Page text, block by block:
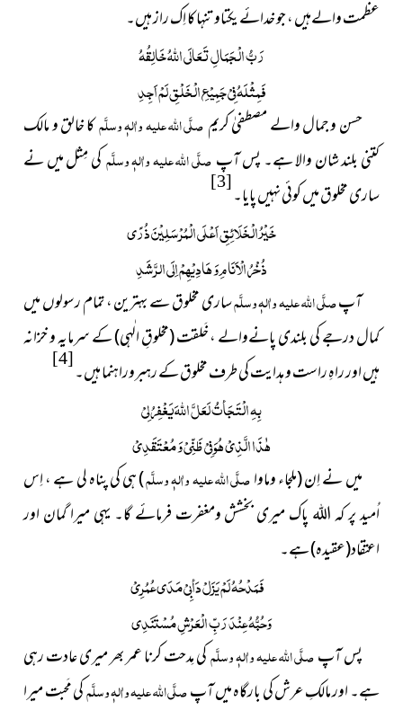
عظمت والےہیں ، جو خدائے یکتاو تنہا کا اِک راز ہیں۔
رَبُّ الْجَمَالِ تَعَالَی اللّٰہُ خَالِقُہُ
فَمِثْلَہُ فِیْ جَمِیْعِ الْخَلْقِ لَمْ اَجِدِ
حسن و جمال والے مصطفیٰ کریمصلَّی اللہ علیہ واٰلہٖ وسلَّمکا خالق و مالک
کتنی بلند شان والا ہے۔ پس آپصلَّی اللہ علیہ واٰلہٖ وسلَّمکی مِثل میں نے
ساری مخلوق میں کوئی نہیں پایا۔[3]
خَیْرُ الْخَلَائِقِ اَعْلَی الْمُرْسَلِیْنَ ذُرًی
ذُخْرُ الْاَنَامِ وَ ھَادِیْھِمْ اِلَی الرَّشَدِ
آپصلَّی اللہ علیہ واٰلہٖ وسلَّمساری مخلوق سے بہترین ، تمام رسولوں میں
کمال درجے کی بلندی پانےوالے ، خَلقت(مخلوقِ الٰہی)کے سرمایہ و خزانہ
ہیں اور راہِ راست و ہدایت کی طرف مخلوق کے رہبروراہنما ہیں۔[4]
بِہِ الْتَجَأتُ لَعَلَّ اللّٰہَ یَغْفِرُ لِیْ
ھٰذَا الَّذِیْ ھُوَ فِیْ ظَنِّیْ وَ مُعْتَقَدِیْ
میں نے اِن (ملجاء وماواصلَّی اللہ علیہ واٰلہٖ وسلَّم) ہی کی پناہ لی ہے ، اِس
اُمید پر کہ اللہ پاک میری بخشش ومغفرت فرمائے گا۔ یہی میرا گمان اور
اعتقاد(عقیدہ)ہے۔
فَمَدْحُہُ لَمْ یَزَلْ دَأبِیْ مَدَی عُمُرِیْ
وَحُبُّہُ عِنْدَ رَبِّ الْعَرْشِ مُسْتَنَدِی
پس آپصلَّی اللہ علیہ واٰلہٖ وسلَّمکی مِدحت کرنا عمر بھر میری عادت رہی
ہے۔ اور مالکِ عرش کی بارگاہ میں آپصلَّی اللہ علیہ واٰلہٖ وسلَّمکی مَحبت میرا